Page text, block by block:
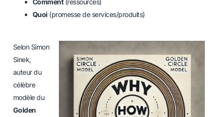
Comment(ressources)
Quoi (promesse de services/produits)
Selon Simon
Sinek,
auteur du
célèbre
modèle du
Golden